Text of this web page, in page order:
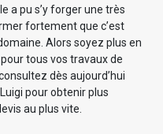
a pu s’y forger une très
fortement que c’est
Alors soyez plus en
tous vos travaux de
dès aujourd’hui
pour obtenir plus
au plus vite.